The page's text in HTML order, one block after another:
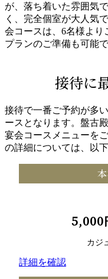
が、落ち着いた雰囲気
く、完全個室が大人気
会コースは、6名様より
プランのご準備も可能
接待に
接待で一番ご予約が多
ースとなります。盤古
宴会コースメニューを
の詳細については、以
5,000
カジ
詳細を確認